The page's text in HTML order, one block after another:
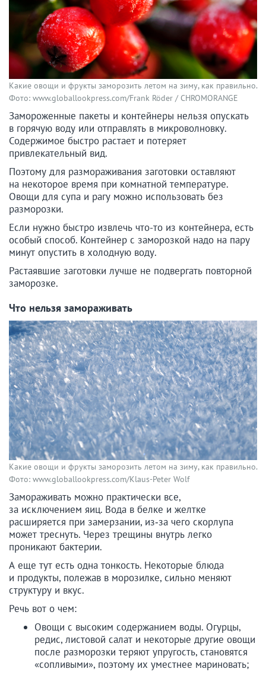
Какие овощи и фрукты заморозить летом на зиму, как правильно.
Фото: www.globallookpress.com/Frank Röder / CHROMORANGE
Замороженные пакеты и контейнеры нельзя опускать
в горячую воду или отправлять в микроволновку.
Содержимое быстро растает и потеряет
привлекательный вид.
Поэтому для размораживания заготовки оставляют
на некоторое время при комнатной температуре.
Овощи для супа и рагу можно использовать без
разморозки.
Если нужно быстро извлечь что-то из контейнера, есть
особый способ. Контейнер с заморозкой надо на пару
минут опустить в холодную воду.
Растаявшие заготовки лучше не подвергать повторной
заморозке.
Что нельзя замораживать
Какие овощи и фрукты заморозить летом на зиму, как правильно.
Фото: www.globallookpress.com/Klaus-Peter Wolf
Замораживать можно практически все,
за исключением яиц. Вода в белке и желтке
расширяется при замерзании, из‑за чего скорлупа
может треснуть. Через трещины внутрь легко
проникают бактерии.
А еще тут есть одна тонкость. Некоторые блюда
и продукты, полежав в морозилке, сильно меняют
структуру и вкус.
Речь вот о чем:
Овощи с высоким содержанием воды. Огурцы,
редис, листовой салат и некоторые другие овощи
после разморозки теряют упругость, становятся
«сопливыми», поэтому их уместнее мариновать;